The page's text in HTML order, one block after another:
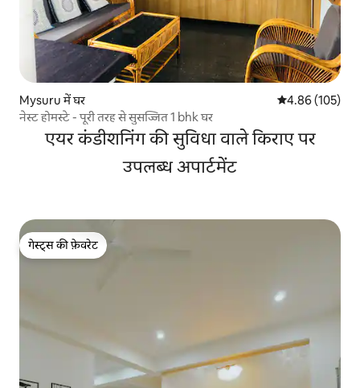
Mysuru में घर औसत रेटिंग 5 में से
4.86 (105)
नेस्ट होमस्टे - पूरी तरह से सुसज्जित 1 bhk घर
एयर कंडीशनिंग की सुविधा वाले किराए पर
उपलब्ध अपार्टमेंट
गेस्ट्स की फ़ेवरेट
गेस्ट्स की फ़ेवरेट